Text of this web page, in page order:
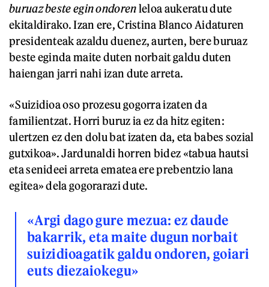
buruaz beste egin ondorenleloaaukeratu dute
ekitaldirako. Izan ere, Cristina Blanco Aidaturen
presidenteak azaldu duenez, aurten, bere buruaz
beste eginda maite duten norbait galdu duten
haiengan jarri nahi izan dute arreta.
«Suizidioa oso prozesu gogorra izaten da
familientzat. Horri buruz ia ez da hitz egiten:
ulertzen ez den dolu bat izaten da, eta babes sozial
gutxikoa». Jardunaldi horren bidez «tabua hautsi
eta senideei arreta ematea ere prebentzio lana
egitea» dela gogorarazi dute.
«Argi dago gure mezua: ez daude
bakarrik, eta maite dugun norbait
suizidioagatik galdu ondoren, goiari
euts diezaiokegu»